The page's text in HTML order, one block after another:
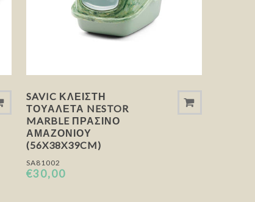
SAVIC ΚΛΕΙΣΤΉ
ΤΟΥΑΛΈΤΑ NESTOR
MARBLE ΠΡΆΣΙΝΟ
ΑΜΑΖΟΝΊΟΥ
(56X38X39CM)
SA81002
€30,00